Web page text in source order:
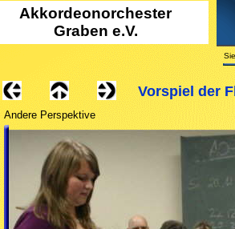
Akkordeonorchester
Graben e.V.
Vorspiel der
Andere Perspektive